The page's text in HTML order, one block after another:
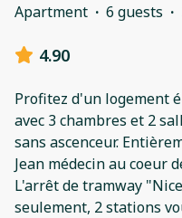
Apartment · 6 guests ·
4.90
Profitez d'un logement
avec 3 chambres et 2
sans ascenceur.
Jean médecin au coeur
L'arrêt de tramway
seulement, 2 stations